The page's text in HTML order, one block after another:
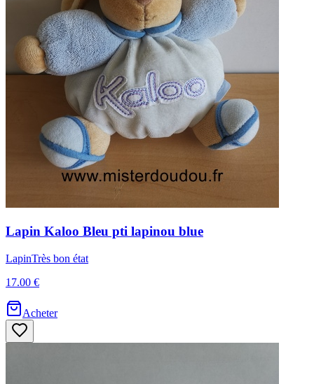
Lapin Kaloo Bleu pti lapinou blue
LapinTrès bon état
17.00 €
Acheter